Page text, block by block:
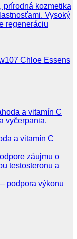
Chloe Essens
a vitamín C
podpora výkonu